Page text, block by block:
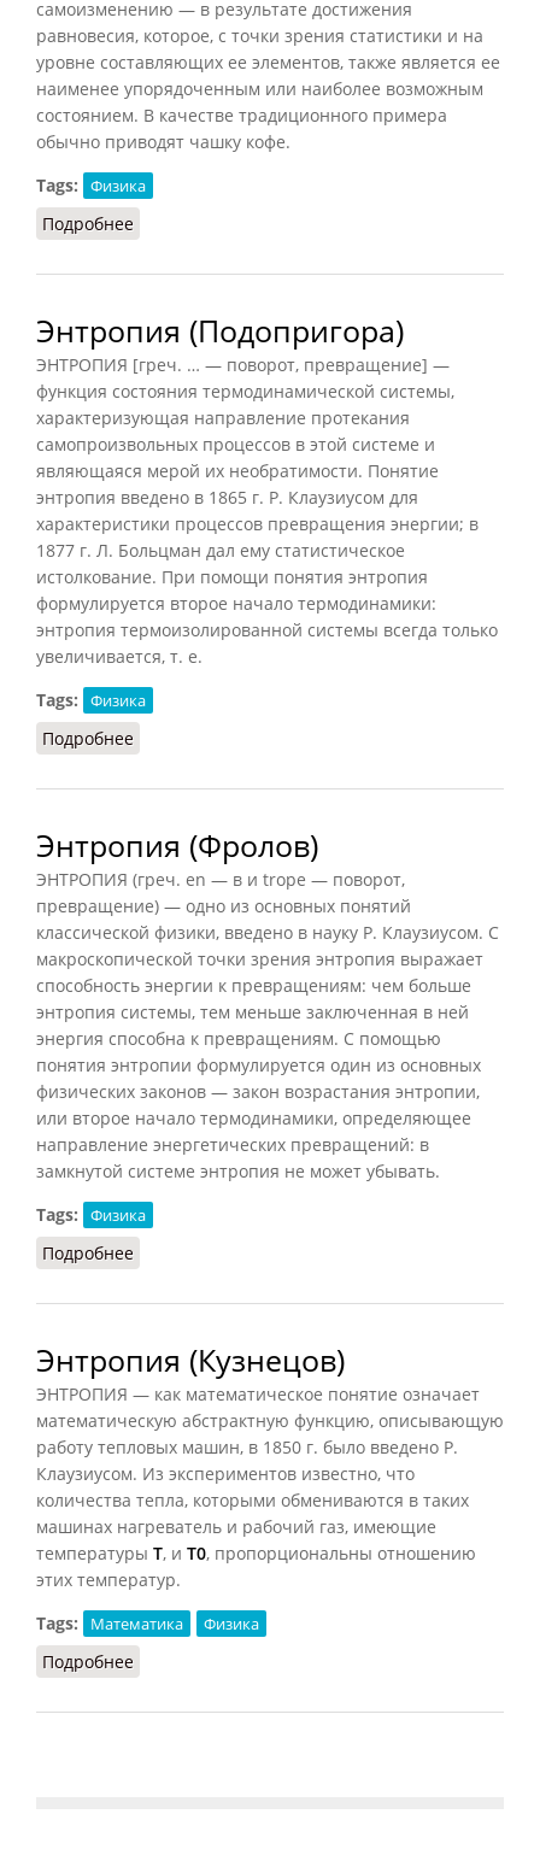
самоизменению — в результате достижения
равновесия, которое, с точки зрения статистики и на
уровне составляющих ее элементов, также является ее
наименее упорядоченным или наиболее возможным
состоянием. В качестве традиционного примера
обычно приводят чашку кофе.
Tags:
Физика
Подробнее
Энтропия (Подопригора)
ЭНТРОПИЯ [греч. … — поворот, превращение] —
функция состояния термодинамической системы,
характеризующая направление протекания
самопроизвольных процессов в этой системе и
являющаяся мерой их необратимости. Понятие
энтропия введено в 1865 г. Р. Клаузиусом для
характеристики процессов превращения энергии; в
1877 г. Л. Больцман дал ему статистическое
истолкование. При помощи понятия энтропия
формулируется второе начало термодинамики:
энтропия термоизолированной системы всегда только
увеличивается, т. е.
Tags:
Физика
Подробнее
Энтропия (Фролов)
ЭНТРОПИЯ (греч. en — в и trope — поворот,
превращение) — одно из основных понятий
классической физики, введено в науку Р. Клаузиусом. С
макроскопической точки зрения энтропия выражает
способность энергии к превращениям: чем больше
энтропия системы, тем меньше заключенная в ней
энергия способна к превращениям. С помощью
понятия энтропии формулируется один из основных
физических законов — закон возрастания энтропии,
или второе начало термодинамики, определяющее
направление энергетических превращений: в
замкнутой системе энтропия не может убывать.
Tags:
Физика
Подробнее
Энтропия (Кузнецов)
ЭНТРОПИЯ — как математическое понятие означает
математическую абстрактную функцию, описывающую
работу тепловых машин, в 1850 г. было введено Р.
Клаузиусом. Из экспериментов известно, что
количества тепла, которыми обмениваются в таких
машинах нагреватель и рабочий газ, имеющие
температуры Т, и Т0, пропорциональны отношению
этих температур.
Tags:
Математика Физика
Подробнее